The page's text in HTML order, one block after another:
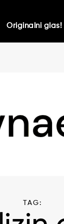
toggle
Originalni glas!
TAG: